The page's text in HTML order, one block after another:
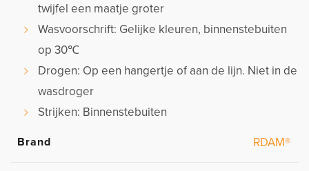
twijfel een maatje groter
Wasvoorschrift: Gelijke kleuren, binnenstebuiten
op 30℃
Drogen: Op een hangertje of aan de lijn. Niet in de
wasdroger
Strijken: Binnenstebuiten
Brand RDAM®